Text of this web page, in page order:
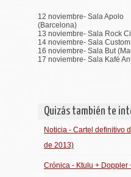
12 noviembre- Sala Apolo
(Barcelona)
13 noviembre- Sala Rock
14 noviembre- Sala
16 noviembre- Sala But
17 noviembre- Sala Kafé
Quizás también te
Noticia - Cartel definitivo
de 2013)
Crónica - Ktulu + Doppler